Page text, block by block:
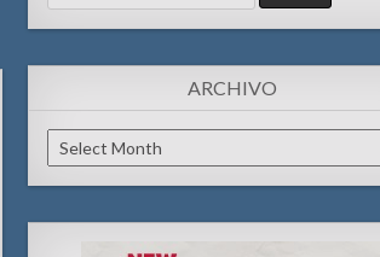
for:
ARCHIVO
Archivo